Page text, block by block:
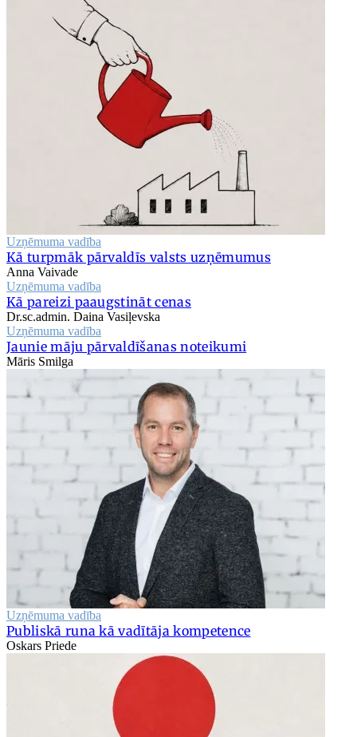
Uzņēmuma vadība
Kā turpmāk pārvaldīs valsts uzņēmumus
Anna Vaivade
Uzņēmuma vadība
Kā pareizi paaugstināt cenas
Dr.sc.admin. Daina Vasiļevska
Uzņēmuma vadība
Jaunie māju pārvaldīšanas noteikumi
Māris Smilga
Uzņēmuma vadība
Publiskā runa kā vadītāja kompetence
Oskars Priede